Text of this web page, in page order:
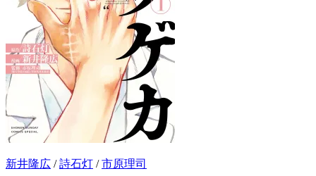
新井隆広 /詩石灯 /市原理司